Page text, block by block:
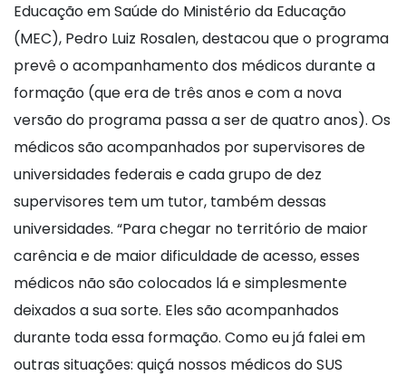
Educação em Saúde do Ministério da Educação
(MEC), Pedro Luiz Rosalen, destacou que o programa
prevê o acompanhamento dos médicos durante a
formação (que era de três anos e com a nova
versão do programa passa a ser de quatro anos). Os
médicos são acompanhados por supervisores de
universidades federais e cada grupo de dez
supervisores tem um tutor, também dessas
universidades. “Para chegar no território de maior
carência e de maior dificuldade de acesso, esses
médicos não são colocados lá e simplesmente
deixados a sua sorte. Eles são acompanhados
durante toda essa formação. Como eu já falei em
outras situações: quiçá nossos médicos do SUS